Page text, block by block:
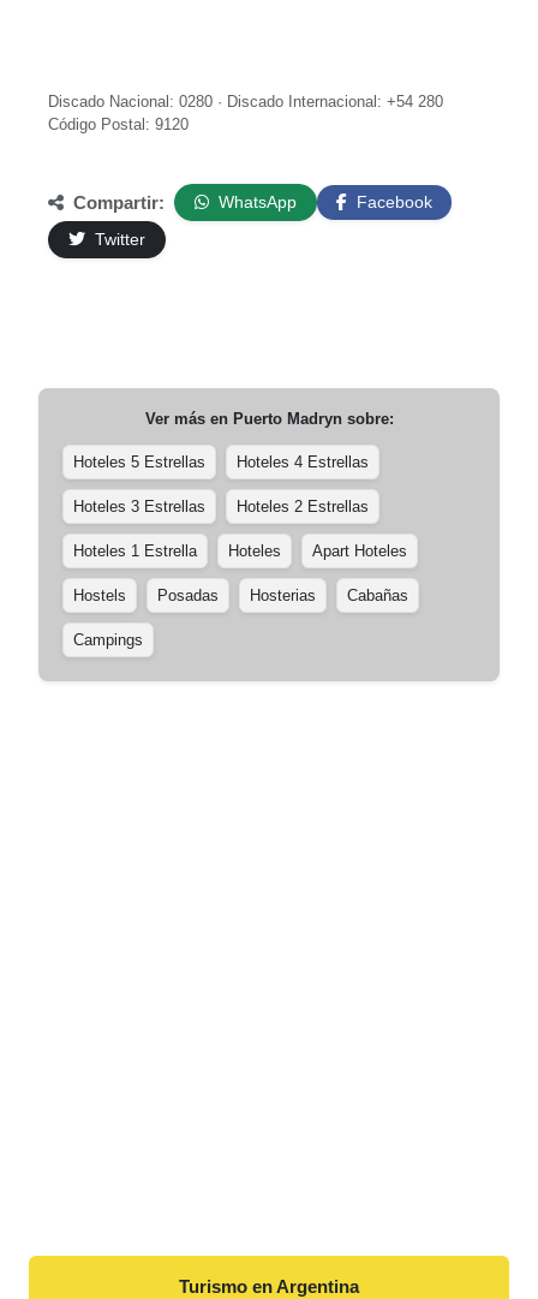
Discado Nacional: 0280 · Discado Internacional: +54 280
Código Postal: 9120
Compartir: WhatsApp
Facebook
Twitter
Ver más en Puerto Madrynsobre:
Hoteles 5 Estrellas Hoteles 4 Estrellas
Hoteles 3 Estrellas Hoteles 2 Estrellas
Hoteles 1 Estrella Hoteles Apart Hoteles
Hostels Posadas Hosterias Cabañas
Campings
Turismo en Argentina